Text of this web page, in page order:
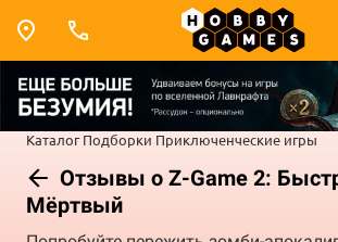
Каталог Подборки Приключенческие игры
Отзывы о Z-Game 2:
Мёртвый